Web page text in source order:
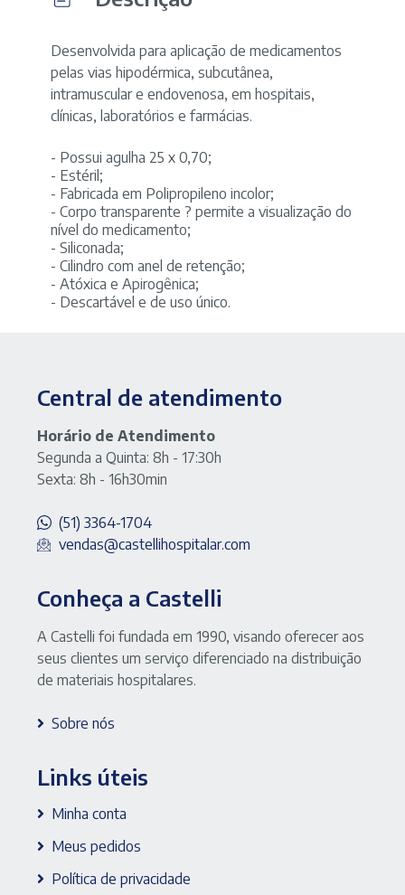
Agulha
-
Pack
com
10
unidades
marca
quantidade
Desenvolvida para aplicação de medicamentos
pelas vias hipodérmica, subcutânea,
intramuscular e endovenosa, em hospitais,
clínicas, laboratórios e farmácias.
- Possui agulha 25 x 0,70;
- Estéril;
- Fabricada em Polipropileno incolor;
- Corpo transparente ? permite a visualização do
nível do medicamento;
- Siliconada;
- Cilindro com anel de retenção;
- Atóxica e Apirogênica;
- Descartável e de uso único.
Central de atendimento
Horário de Atendimento
Segunda a Quinta: 8h - 17:30h
Sexta: 8h - 16h30min
(51) 3364-1704
vendas@castellihospitalar.com
Conheça a Castelli
A Castelli foi fundada em 1990, visando oferecer aos
seus clientes um serviço diferenciado na distribuição
de materiais hospitalares.
Sobre nós
Links úteis
Minha conta
Meus pedidos
Política de privacidade